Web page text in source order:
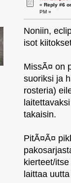
« Reply #6
PM »
Noniin,
isot
MissÃ¤ on
suoriksi ja
rosteria)
takaisin.
PitÃ¤Ã¤
kierteet/
laittaa